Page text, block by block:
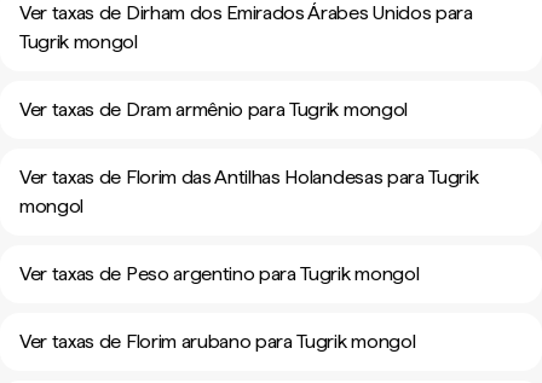
Ver taxas de Dirham dos Emirados Árabes Unidos para
Tugrik mongol
Ver taxas de Dram armênio para Tugrik mongol
Ver taxas de Florim das Antilhas Holandesas para Tugrik
mongol
Ver taxas de Peso argentino para Tugrik mongol
Ver taxas de Florim arubano para Tugrik mongol